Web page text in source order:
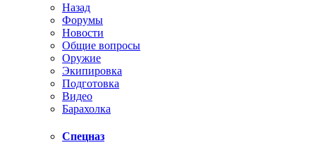
Назад
Форумы
Новости
Общие вопросы
Оружие
Экипировка
Подготовка
Видео
Барахолка
Спецназ